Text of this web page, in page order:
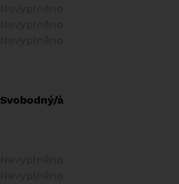
Svobodný/á